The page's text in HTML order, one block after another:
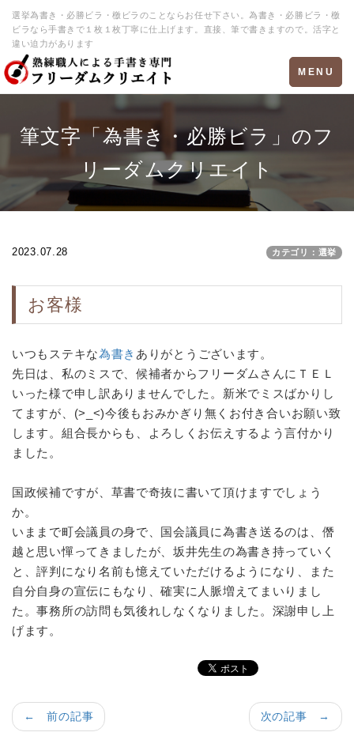
選挙為書き・必勝ビラ・檄ビラのことならお任せ下さい。為書き・必勝ビラ・檄
ビラなら手書きで１枚１枚丁寧に仕上げます。直接、筆で書きますので。活字と
違い迫力があります
Toggle
navigation
MENU
筆文字「為書き・必勝ビラ」のフ
リーダムクリエイト
2023.07.28 カテゴリ：選挙
お客様
いつもステキな為書き ありがとうございます。
先日は、私のミスで、候補者からフリーダムさんにＴＥＬ
いった様で申し訳ありませんでした。新米でミスばかりし
てますが、(>_<)今後もおみかぎり無くお付き合いお願い致
します。組合長からも、よろしくお伝えするよう言付かり
ました。
国政候補ですが、草書で奇抜に書いて頂けますでしょう
か。
いままで町会議員の身で、国会議員に為書き送るのは、僭
越と思い憚ってきましたが、坂井先生の為書き持っていく
と、評判になり名前も憶えていただけるようになり、また
自分自身の宣伝にもなり、確実に人脈増えてまいりまし
た。事務所の訪問も気後れしなくなりました。深謝申し上
げます。
次の記事 →
← 前の記事